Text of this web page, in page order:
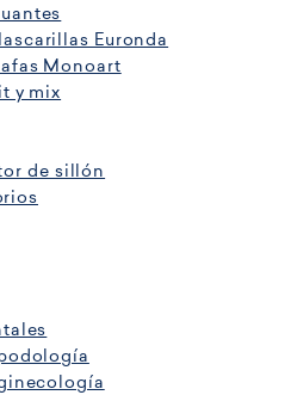
Euronda
Monoart
y mix
de sillón